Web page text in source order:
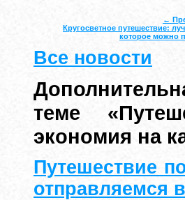
←
Кругосветное путешествие:
которое можно
Все новости
теме
экономия на
Путешествие
отправляемся